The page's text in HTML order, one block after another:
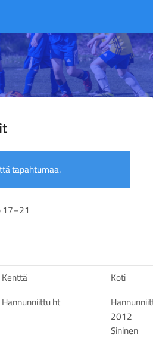
Sivuston etusivulle
tapahtumaa.
–21
Kenttä
Koti
Hannunniittu ht
2012
Sininen